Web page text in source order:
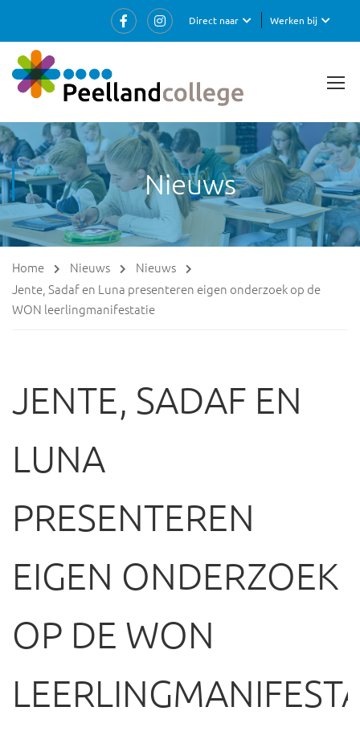
Werken bij
Direct naar
Nieuws
Home Nieuws
Nieuws
Jente, Sadaf en Luna presenteren eigen onderzoek op de
WON leerlingmanifestatie
JENTE, SADAF EN
LUNA
PRESENTEREN
EIGEN ONDERZOEK
OP DE WON